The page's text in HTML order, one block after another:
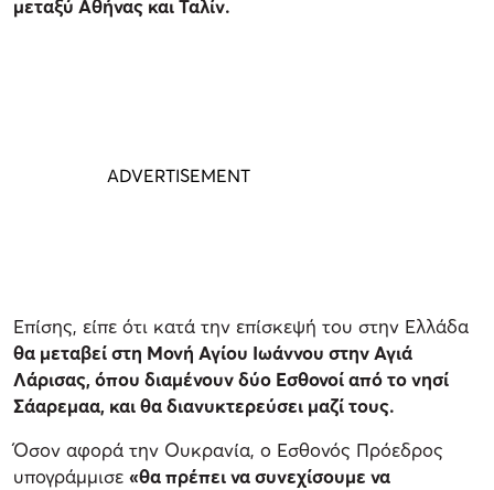
μεταξύ Αθήνας και Ταλίν.
Επίσης, είπε ότι κατά την επίσκεψή του στην Ελλάδα
θα μεταβεί στη Μονή Αγίου Ιωάννου στην Αγιά
Λάρισας, όπου διαμένουν δύο Εσθονοί από το νησί
Σάαρεμαα, και θα διανυκτερεύσει μαζί τους.
Όσον αφορά την Ουκρανία, ο Εσθονός Πρόεδρος
υπογράμμισε «θα πρέπει να συνεχίσουμε να